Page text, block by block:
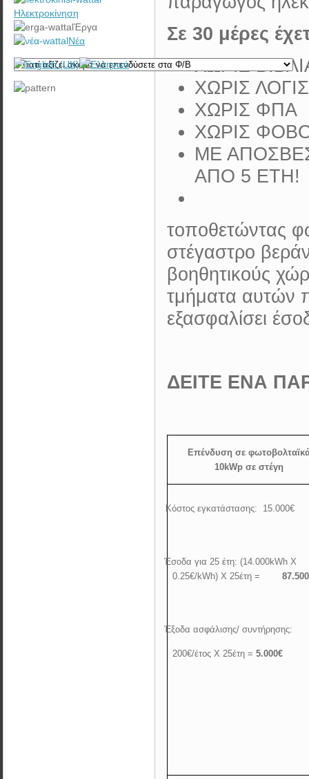
Σε 30 μέρες
ΧΩΡΙΣ
ΧΩΡΙΣ
ΧΩΡΙΣ ΦΠΑ
ΧΩΡΙΣ
ΜΕ
ΑΠΟ 5 ΕΤΗ!
τοποθετώντας
στέγαστρο
βοηθητικούς
τμήματα αυτών
εξασφαλίσει
ΔΕΙΤΕ ΕΝΑ
Επένδυση σε
10kWp σε στέγη
Κόστος εγκατάστασης: 15.000€
Έσοδα για 25 έτη: (14.000kWh X
0.25€/kWh) X 25έτη =
Έξοδα ασφάλισης/ συντήρησης:
200€/έτος Χ 25έτη =5.000€
Έξοδα ασφάλισης/ συντήρησης:
200€/έτος Χ 25έτη = 5.000€
·
Μείων
Άρα
82.500€
Ηλεκτροκίνηση
Έργα
Νέα